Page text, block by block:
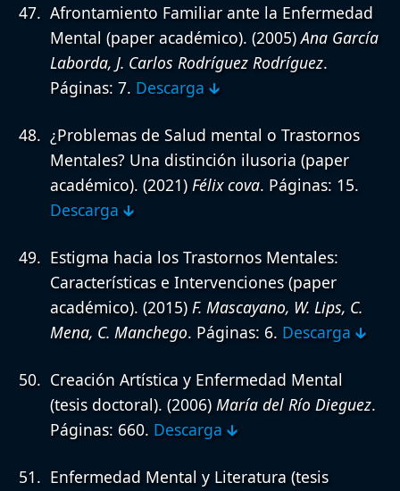
Afrontamiento Familiar ante la Enfermedad
Mental (paper académico). (2005)Ana García
Laborda, J. Carlos Rodríguez Rodríguez.
Páginas: 7. Descarga 🡳
¿Problemas de Salud mental o Trastornos
Mentales? Una distinción ilusoria (paper
académico). (2021) Félix cova. Páginas: 15.
Descarga 🡳
Estigma hacia los Trastornos Mentales:
Características e Intervenciones (paper
académico). (2015) F. Mascayano, W. Lips, C.
Mena, C. Manchego. Páginas: 6. Descarga 🡳
Creación Artística y Enfermedad Mental
(tesis doctoral). (2006) María del Río Dieguez.
Páginas: 660. Descarga 🡳
Enfermedad Mental y Literatura (tesis